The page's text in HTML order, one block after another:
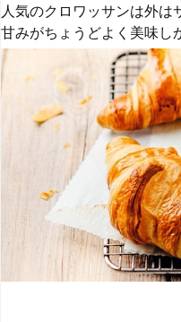
人気のクロワッサンは外は
甘みがちょうどよく美味し